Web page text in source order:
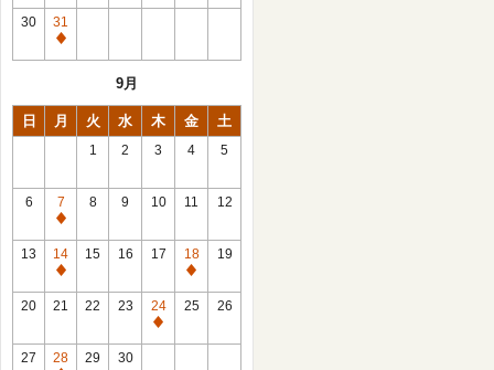
館
日
30
31
休
9月
日 月 火 水 木 金 土
1 2 3 4 5
6
7
休
館
日
8 9 10 11 12
13
14
休
館
15 16 17
18
休
館
19
20 21 22 23
24
休
25 26
27
28
29 30